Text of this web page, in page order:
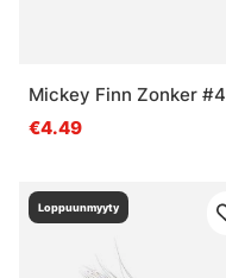
Mickey Finn Zonker #4
€4.49
Loppuunmyyty